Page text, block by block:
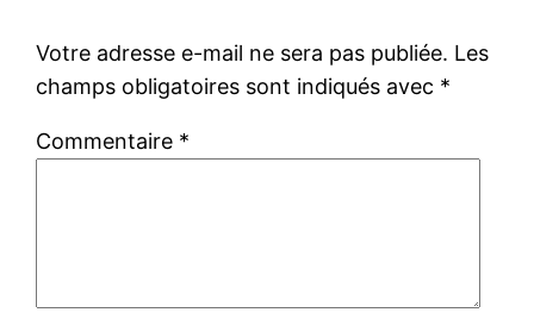
Votre adresse e-mail ne sera pas publiée. Les
champs obligatoires sont indiqués avec *
Commentaire *